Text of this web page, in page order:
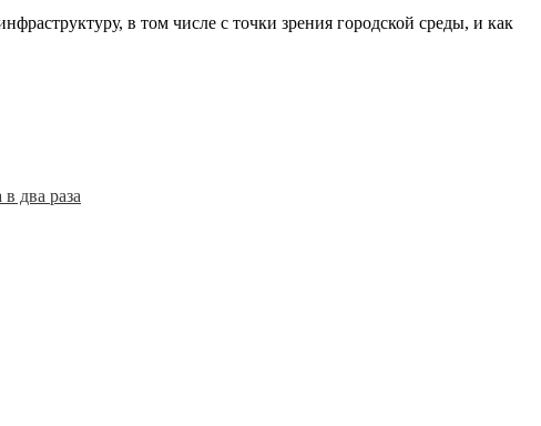
в том числе с точки зрения городской среды, и как
два раза